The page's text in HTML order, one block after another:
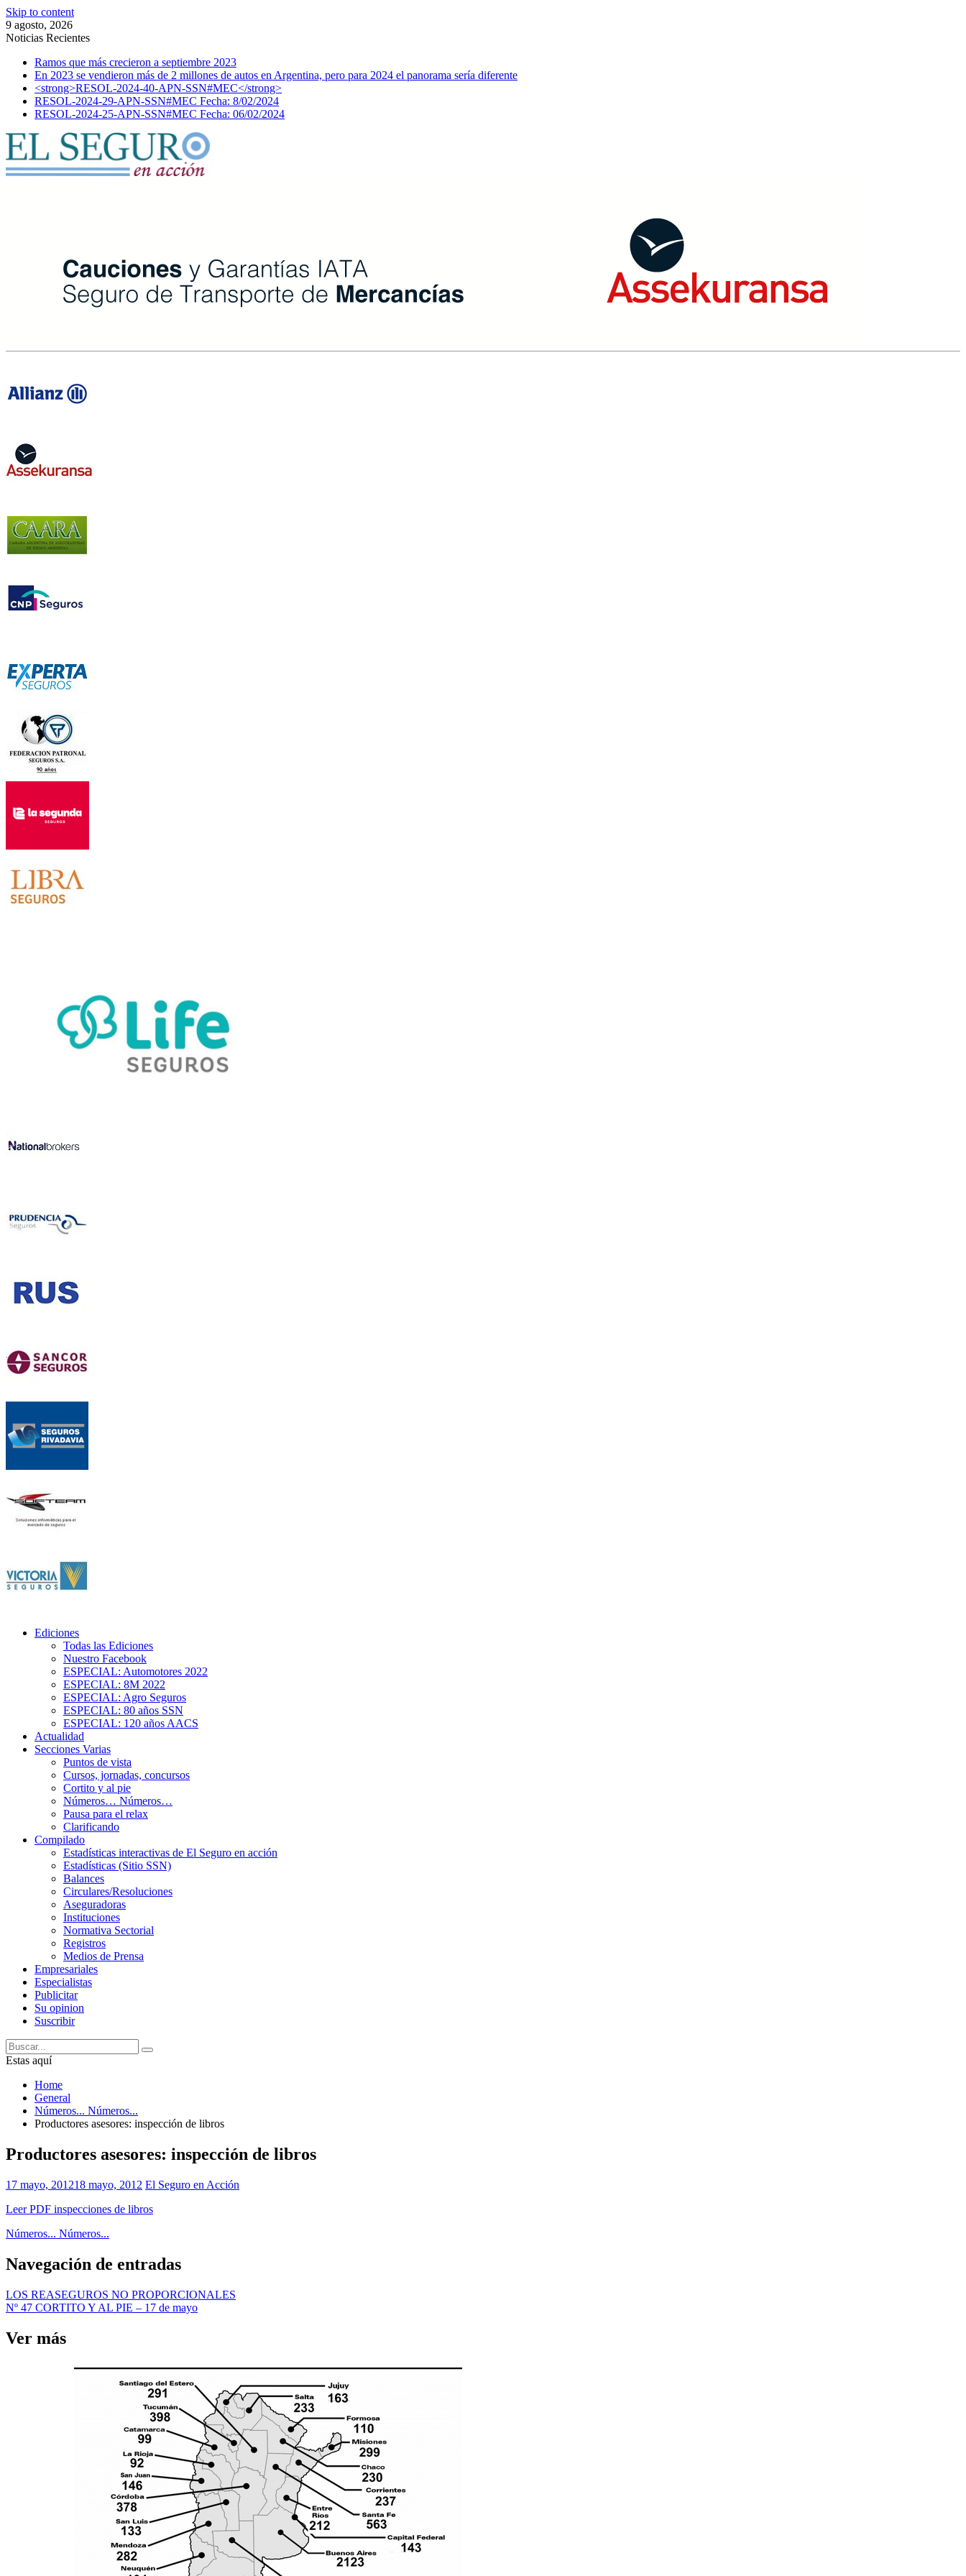
Skip to content
9 agosto, 2026
Noticias Recientes
Ramos que más crecieron a septiembre 2023
En 2023 se vendieron más de 2 millones de autos en Argentina, pero para 2024 el panorama sería diferente
<strong>RESOL-2024-40-APN-SSN#MEC</strong>
RESOL-2024-29-APN-SSN#MEC Fecha: 8/02/2024
RESOL-2024-25-APN-SSN#MEC Fecha: 06/02/2024
Ediciones
Todas las Ediciones
Nuestro Facebook
ESPECIAL: Automotores 2022
ESPECIAL: 8M 2022
ESPECIAL: Agro Seguros
ESPECIAL: 80 años SSN
ESPECIAL: 120 años AACS
Actualidad
Secciones Varias
Puntos de vista
Cursos, jornadas, concursos
Cortito y al pie
Números… Números…
Pausa para el relax
Clarificando
Compilado
Estadísticas interactivas de El Seguro en acción
Estadísticas (Sitio SSN)
Balances
Circulares/Resoluciones
Aseguradoras
Instituciones
Normativa Sectorial
Registros
Medios de Prensa
Empresariales
Especialistas
Publicitar
Su opinion
Suscribir
Estas aquí
Home
General
Números... Números...
Productores asesores: inspección de libros
Productores asesores: inspección de libros
17 mayo, 201218 mayo, 2012 El Seguro en Acción
Leer PDF inspecciones de libros
Números... Números...
Navegación de entradas
LOS REASEGUROS NO PROPORCIONALES
Nº 47 CORTITO Y AL PIE – 17 de mayo
Ver más